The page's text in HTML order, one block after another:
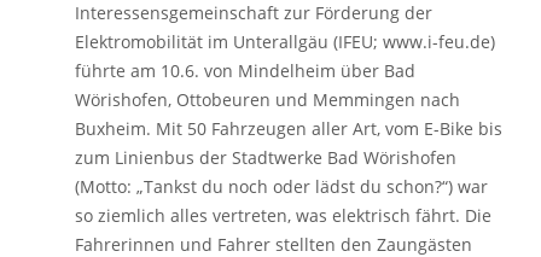
Interessensgemeinschaft zur Förderung der
Elektromobilität im Unterallgäu (IFEU; www.i-feu.de)
führte am 10.6. von Mindelheim über Bad
Wörishofen, Ottobeuren und Memmingen nach
Buxheim. Mit 50 Fahrzeugen aller Art, vom E-Bike bis
zum Linienbus der Stadtwerke Bad Wörishofen
(Motto: „Tankst du noch oder lädst du schon?“) war
so ziemlich alles vertreten, was elektrisch fährt. Die
Fahrerinnen und Fahrer stellten den Zaungästen